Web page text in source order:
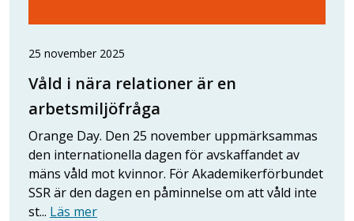
25 november 2025
Våld i nära relationer är en
arbetsmiljöfråga
Orange Day. Den 25 november uppmärksammas
den internationella dagen för avskaffandet av
mäns våld mot kvinnor. För Akademikerförbundet
SSR är den dagen en påminnelse om att våld inte
st... Läs mer